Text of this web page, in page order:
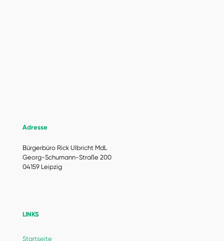
Adresse
Bürgerbüro Rick Ulbricht MdL
Georg-Schumann-Straße 200
04159 Leipzig
LINKS
Startseite